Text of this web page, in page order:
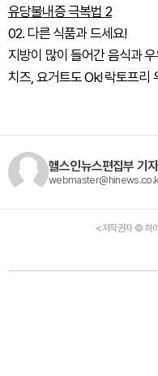
유당불내증 극복법 2
02. 다른 식품과 드세요!
지방이 많이 들어간 음식과
치즈, 요거트도 Ok! 락토프리
헬스인뉴스편집부 기자
<저작권자 © 하